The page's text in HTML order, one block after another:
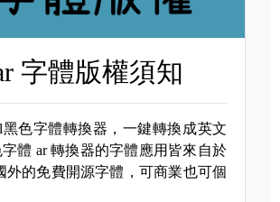
字體版權須知
黑色字體轉換器，一鍵轉換成英文
體 ar 轉換器的字體應用皆來自於
外的免費開源字體，可商業也可個